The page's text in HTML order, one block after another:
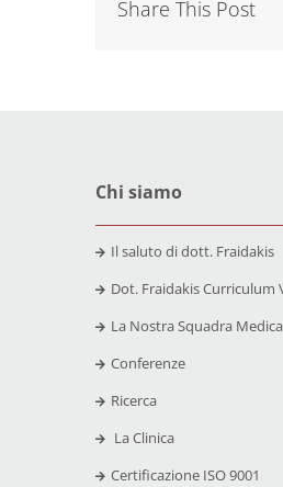
Share This Post
Chi siamo
Il saluto di dott. Fraidakis
Dot. Fraidakis Curriculum
La Nostra Squadra Medica
Conferenze
Ricerca
La Clinica
Certificazione ISO 9001